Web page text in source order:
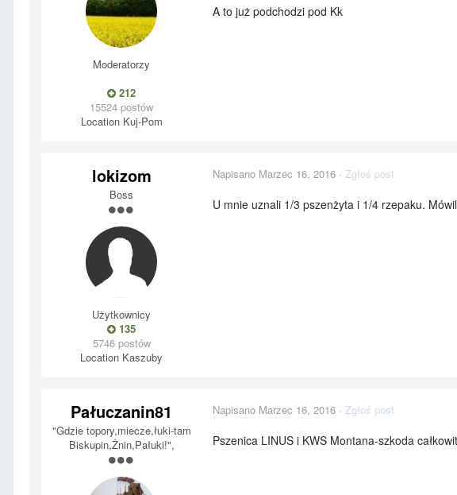
Moderatorzy
212
15524 postów
LocationKuj-Pom
A to już podchodzi pod Kk
lokizom
Boss
Użytkownicy
135
5746 postów
Location Kaszuby
Napisano Marzec 16, 2016 · Zgłoś post
U mnie uznali 1/3 pszenżyta i 1/4 rzepaku.
Pałuczanin81
"Gdzie topory,miecze,łuki-tam
Biskupin,Żnin,Pałuki!",
Napisano Marzec 16, 2016 · Zgłoś post
Pszenica LINUS i KWS Montana-szkoda